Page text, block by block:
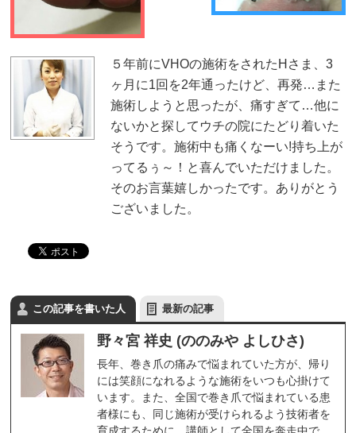
５年前にVHOの施術をされたHさま、3
ヶ月に1回を2年通ったけど、再発…また
施術しようと思ったが、痛すぎて…他に
ないかと探してウチの院にたどり着いた
そうです。施術中も痛くなーい!持ち上が
ってるぅ～！と喜んでいただけました。
そのお言葉嬉しかったです。ありがとう
ございました。
この記事を書いた人 最新の記事
野々宮 祥史 (ののみや よしひさ)
長年、巻き爪の痛みで悩まれていた方が、帰り
には笑顔になれるような施術をいつも心掛けて
います。また、全国で巻き爪で悩まれている患
者様にも、同じ施術が受けられるよう技術者を